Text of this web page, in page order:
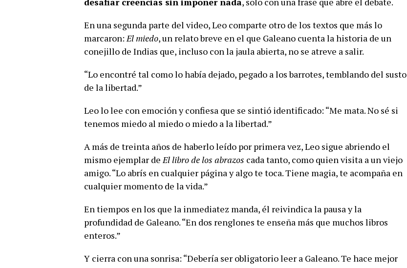
En una segunda parte del video, Leo comparte otro de los textos que más lo
marcaron: El miedo, un relato breve en el que Galeano cuenta la historia de un
conejillo de Indias que, incluso con la jaula abierta, no se atreve a salir.
“Lo encontré tal como lo había dejado, pegado a los barrotes, temblando del susto
de la libertad.”
Leo lo lee con emoción y confiesa que se sintió identificado: “Me mata. No sé si
tenemos miedo al miedo o miedo a la libertad.”
A más de treinta años de haberlo leído por primera vez, Leo sigue abriendo el
mismo ejemplar de El libro de los abrazos cada tanto, como quien visita a un viejo
amigo. “Lo abrís en cualquier página y algo te toca. Tiene magia, te acompaña en
cualquier momento de la vida.”
En tiempos en los que la inmediatez manda, él reivindica la pausa y la
profundidad de Galeano. “En dos renglones te enseña más que muchos libros
enteros.”
Y cierra con una sonrisa: “Debería ser obligatorio leer a Galeano. Te hace mejor